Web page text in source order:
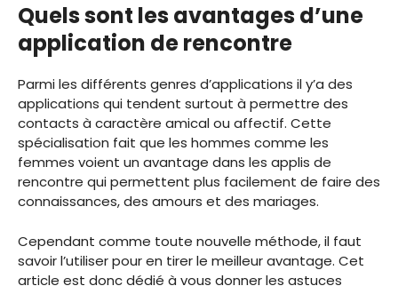
Quels sont les avantages d’une
application de rencontre
Parmi les différents genres d’applications il y’a des
applications qui tendent surtout à permettre des
contacts à caractère amical ou affectif. Cette
spécialisation fait que les hommes comme les
femmes voient un avantage dans les applis de
rencontre qui permettent plus facilement de faire des
connaissances, des amours et des mariages.
Cependant comme toute nouvelle méthode, il faut
savoir l’utiliser pour en tirer le meilleur avantage. Cet
article est donc dédié à vous donner les astuces